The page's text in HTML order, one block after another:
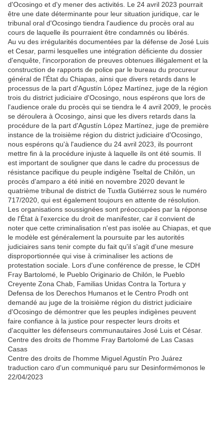
d'Ocosingo et d'y mener des activités. Le 24 avril 2023 pourrait
être une date déterminante pour leur situation juridique, car le
tribunal oral d'Ocosingo tiendra l'audience du procès oral au
cours de laquelle ils pourraient être condamnés ou libérés.
Au vu des irrégularités documentées par la défense de José Luis
et Cesar, parmi lesquelles une intégration déficiente du dossier
d'enquête, l'incorporation de preuves obtenues illégalement et la
construction de rapports de police par le bureau du procureur
général de l'État du Chiapas, ainsi que divers retards dans le
processus de la part d'Agustín López Martínez, juge de la région
trois du district judiciaire d'Ocosingo, nous espérons que lors de
l'audience orale du procès qui se tiendra le 4 avril 2009, le procès
se déroulera à Ocosingo, ainsi que les divers retards dans la
procédure de la part d'Agustín López Martínez, juge de première
instance de la troisième région du district judiciaire d'Ocosingo,
nous espérons qu'à l'audience du 24 avril 2023, ils pourront
mettre fin à la procédure injuste à laquelle ils ont été soumis. Il
est important de souligner que dans le cadre du processus de
résistance pacifique du peuple indigène Tseltal de Chilón, un
procès d'amparo a été initié en novembre 2020 devant le
quatrième tribunal de district de Tuxtla Gutiérrez sous le numéro
717/2020, qui est également toujours en attente de résolution.
Les organisations soussignées sont préoccupées par la réponse
de l'État à l'exercice du droit de manifester, car il convient de
noter que cette criminalisation n'est pas isolée au Chiapas, et que
le modèle est généralement la poursuite par les autorités
judiciaires sans tenir compte du fait qu'il s'agit d'une mesure
disproportionnée qui vise à criminaliser les actions de
protestation sociale. Lors d'une conférence de presse, le CDH
Fray Bartolomé, le Pueblo Originario de Chilón, le Pueblo
Creyente Zona Chab, Familias Unidas Contra la Tortura y
Defensa de los Derechos Humanos et le Centro Prodh ont
demandé au juge de la troisième région du district judiciaire
d'Ocosingo de démontrer que les peuples indigènes peuvent
faire confiance à la justice pour respecter leurs droits et
d'acquitter les défenseurs communautaires José Luis et César.
Centre des droits de l'homme Fray Bartolomé de Las Casas
Casas
Centre des droits de l'homme Miguel Agustín Pro Juárez
traduction caro d'un communiqué paru sur Desinformémonos le
22/04/2023